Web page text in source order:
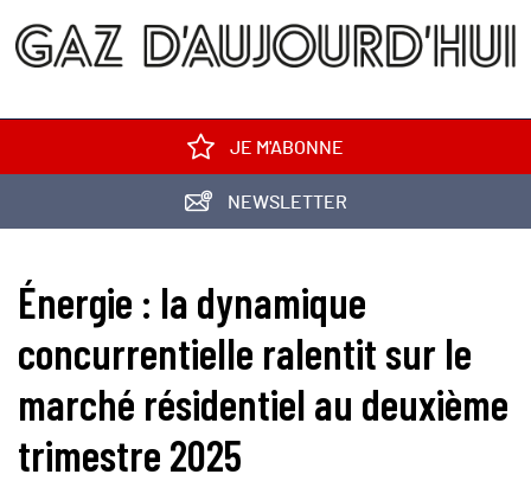
JE M'ABONNE
NEWSLETTER
Énergie : la dynamique
concurrentielle ralentit sur le
marché résidentiel au deuxième
trimestre 2025